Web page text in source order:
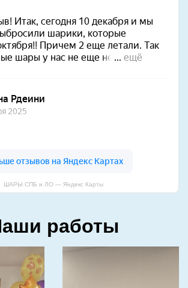
ШАРЫ СПБ и ЛО — Яндекс Карты
работы